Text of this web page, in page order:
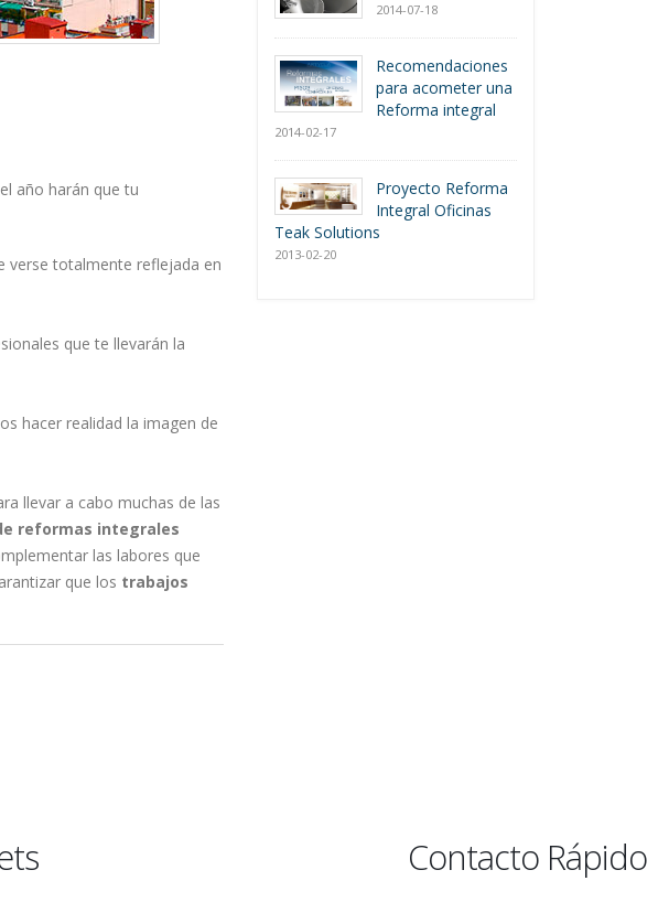
año harán que tu
verse totalmente reflejada en
que te llevarán la
hacer realidad la imagen de
llevar a cabo muchas de las
reformas integrales
las labores que
que los trabajos
2014-07-18
Recomendaciones
para acometer una
Reforma integral
2014-02-17
Proyecto Reforma
Integral Oficinas
Teak Solutions
2013-02-20
Contacto Rápido